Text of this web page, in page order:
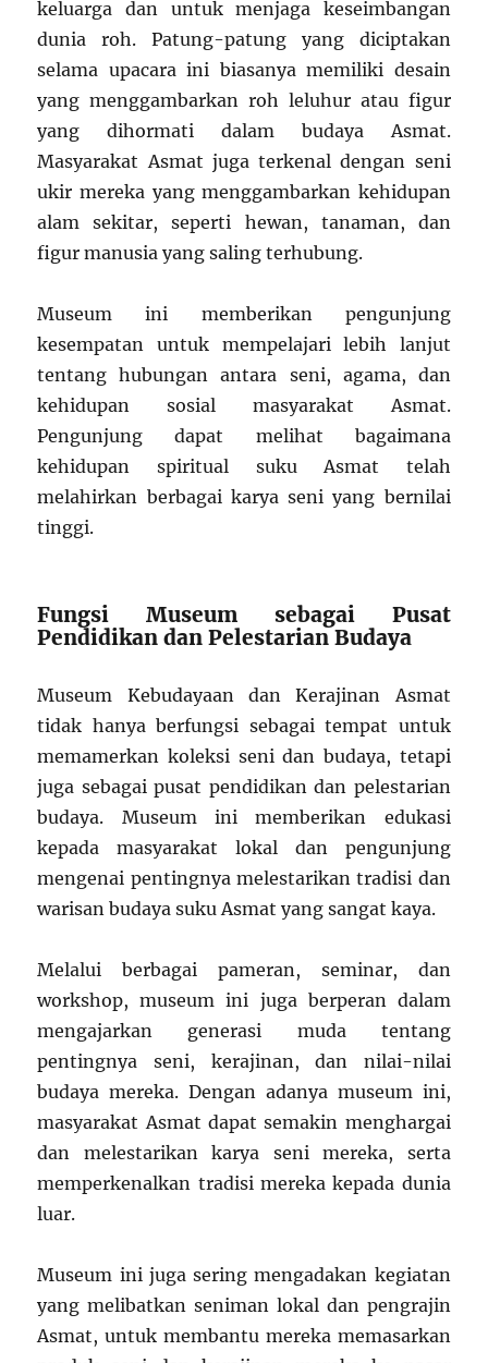
keluarga dan untuk menjaga keseimbangan
dunia roh. Patung-patung yang diciptakan
selama upacara ini biasanya memiliki desain
yang menggambarkan roh leluhur atau figur
yang dihormati dalam budaya Asmat.
Masyarakat Asmat juga terkenal dengan seni
ukir mereka yang menggambarkan kehidupan
alam sekitar, seperti hewan, tanaman, dan
figur manusia yang saling terhubung.
Museum ini memberikan pengunjung
kesempatan untuk mempelajari lebih lanjut
tentang hubungan antara seni, agama, dan
kehidupan sosial masyarakat Asmat.
Pengunjung dapat melihat bagaimana
kehidupan spiritual suku Asmat telah
melahirkan berbagai karya seni yang bernilai
tinggi.
Fungsi Museum sebagai Pusat
Pendidikan dan Pelestarian Budaya
Museum Kebudayaan dan Kerajinan Asmat
tidak hanya berfungsi sebagai tempat untuk
memamerkan koleksi seni dan budaya, tetapi
juga sebagai pusat pendidikan dan pelestarian
budaya. Museum ini memberikan edukasi
kepada masyarakat lokal dan pengunjung
mengenai pentingnya melestarikan tradisi dan
warisan budaya suku Asmat yang sangat kaya.
Melalui berbagai pameran, seminar, dan
workshop, museum ini juga berperan dalam
mengajarkan generasi muda tentang
pentingnya seni, kerajinan, dan nilai-nilai
budaya mereka. Dengan adanya museum ini,
masyarakat Asmat dapat semakin menghargai
dan melestarikan karya seni mereka, serta
memperkenalkan tradisi mereka kepada dunia
luar.
Museum ini juga sering mengadakan kegiatan
yang melibatkan seniman lokal dan pengrajin
Asmat, untuk membantu mereka memasarkan